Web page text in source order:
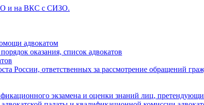
и на ВКС с СИЗО.
адвокатом
оказания, список адвокатов
России, ответственных за рассмотрение обращений
экзамена и оценки знаний лиц,